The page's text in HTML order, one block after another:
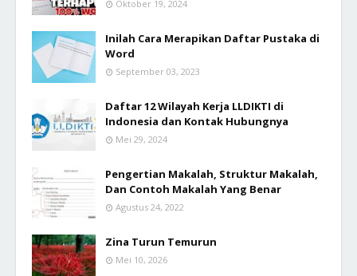
Oktober 19, 2024
Inilah Cara Merapikan Daftar Pustaka di
Word
September 03, 2023
Daftar 12 Wilayah Kerja LLDIKTI di
Indonesia dan Kontak Hubungnya
Mei 29, 2024
Pengertian Makalah, Struktur Makalah,
Dan Contoh Makalah Yang Benar
Agustus 24, 2022
Zina Turun Temurun
Mei 10, 2026